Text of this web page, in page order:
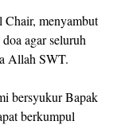
menyambut
agar seluruh
Allah SWT.
bersyukur Bapak
berkumpul